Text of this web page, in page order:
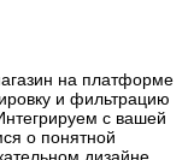
на платформе
и фильтрацию
с вашей
о понятной